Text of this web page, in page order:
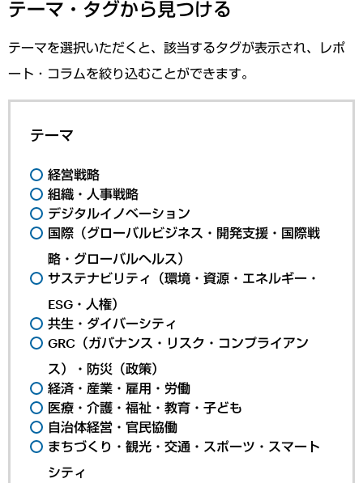
テーマ・タグから見つける
テーマを選択いただくと、該当するタグが表示され、レポ
ート・コラムを絞り込むことができます。
テーマ
経営戦略
組織・人事戦略
デジタルイノベーション
国際（グローバルビジネス・開発支援・国際戦
略・グローバルヘルス）
サステナビリティ（環境・資源・エネルギー・
ESG・人権）
共生・ダイバーシティ
GRC（ガバナンス・リスク・コンプライアン
ス）・防災（政策）
経済・産業・雇用・労働
医療・介護・福祉・教育・子ども
自治体経営・官民協働
まちづくり・観光・交通・スポーツ・スマート
シティ